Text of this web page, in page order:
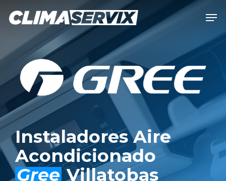
content
Instaladores Aire
Acondicionado
GreeVillatobas
Close
Menu